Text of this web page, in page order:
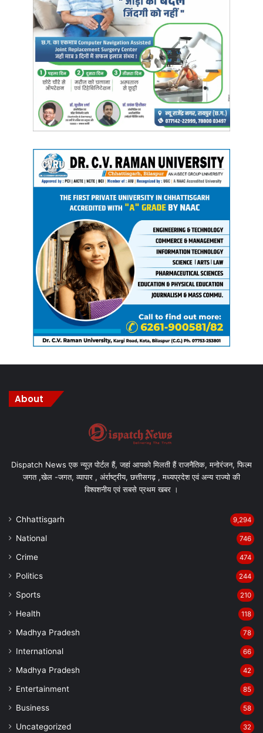
अभ्यर्थी अधिकृत ई-मेल पर कर सकते हैं शिकायत
यदि किसी भी अभ्यर्थी को आयोग में अभ्यावेदन/शिकायत प्रस्तुत करना हो तो
आयोग के अधिकृत ई-मेल आई डी एवं आयोग कार्यालय छत्तीसगढ़ लोक सेवा
आयोग, नार्थ ब्लॉक सेक्टर-19, अटल नगर नया रायपुर के शिकायत प्रकोष्ठ
(विधि अनुभाग) में सीधे अभ्यावेदन/शिकायत प्रस्तुत कर सकते है, जिनका
नियमानुसार निराकरण कराया जाकर संबंधितों को सूचित करने की कार्यवाही की
Manish Tiwari
About
Dispatch News एक न्यूज़ पोर्टल हैं, जहां आपको मिलती हैं राजनैतिक, मनोरंजन, फिल्म
जगत ,खेल -जगत, व्यापार , अंर्राष्ट्रीय, छत्तीसगढ़ , मध्यप्रदेश एवं अन्य राज्यो की
विश्वशनीय एवं सबसे प्रथम खबर ।
Chhattisgarh 9,294
National 746
Crime 474
Politics 244
Sports 210
Health 118
Madhya Pradesh 78
International 66
Madhya Pradesh 42
Entertainment 85
Business 58
Uncategorized 32